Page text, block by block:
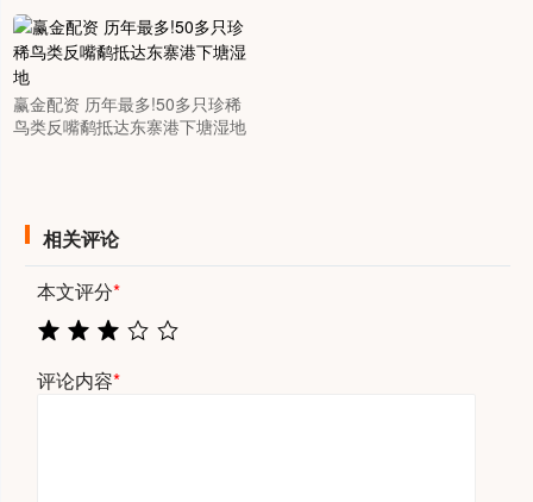
赢金配资 历年最多!50多只珍稀
鸟类反嘴鹬抵达东寨港下塘湿地
相关评论
本文评分*
评论内容*